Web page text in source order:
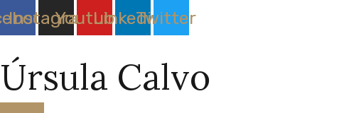
alInstagram
YoutubeLinkedinTwitter
Úrsula Calvo